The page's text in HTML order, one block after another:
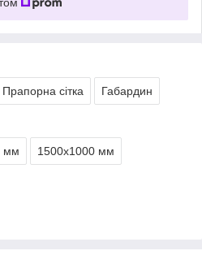
Прапорна сітка Габардин
мм 1500х1000 мм